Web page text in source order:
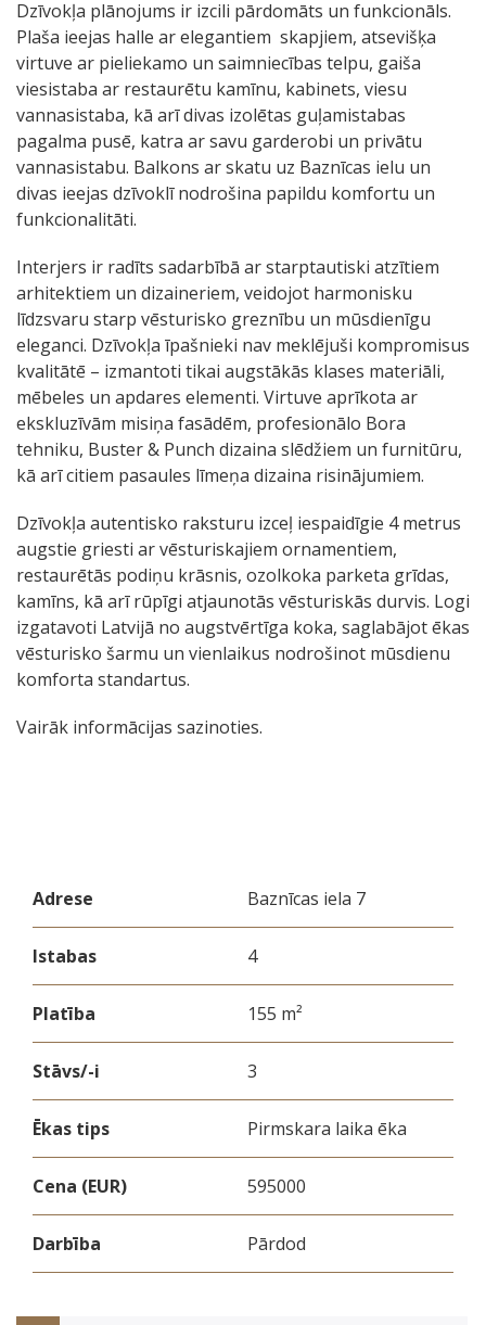
Dzīvokļa plānojums ir izcili pārdomāts un funkcionāls.
Plaša ieejas halle ar elegantiem skapjiem, atsevišķa
virtuve ar pieliekamo un saimniecības telpu, gaiša
viesistaba ar restaurētu kamīnu, kabinets, viesu
vannasistaba, kā arī divas izolētas guļamistabas
pagalma pusē, katra ar savu garderobi un privātu
vannasistabu. Balkons ar skatu uz Baznīcas ielu un
divas ieejas dzīvoklī nodrošina papildu komfortu un
funkcionalitāti.
Interjers ir radīts sadarbībā ar starptautiski atzītiem
arhitektiem un dizaineriem, veidojot harmonisku
līdzsvaru starp vēsturisko greznību un mūsdienīgu
eleganci. Dzīvokļa īpašnieki nav meklējuši kompromisus
kvalitātē – izmantoti tikai augstākās klases materiāli,
mēbeles un apdares elementi. Virtuve aprīkota ar
ekskluzīvām misiņa fasādēm, profesionālo Bora
tehniku, Buster & Punch dizaina slēdžiem un furnitūru,
kā arī citiem pasaules līmeņa dizaina risinājumiem.
Dzīvokļa autentisko raksturu izceļ iespaidīgie 4 metrus
augstie griesti ar vēsturiskajiem ornamentiem,
restaurētās podiņu krāsnis, ozolkoka parketa grīdas,
kamīns, kā arī rūpīgi atjaunotās vēsturiskās durvis. Logi
izgatavoti Latvijā no augstvērtīga koka, saglabājot ēkas
vēsturisko šarmu un vienlaikus nodrošinot mūsdienu
komforta standartus.
Vairāk informācijas sazinoties.
Adrese Baznīcas iela 7
Istabas 4
Platība 155 m²
Stāvs/-i 3
Ēkas tips Pirmskara laika ēka
Cena (EUR) 595000
Darbība Pārdod